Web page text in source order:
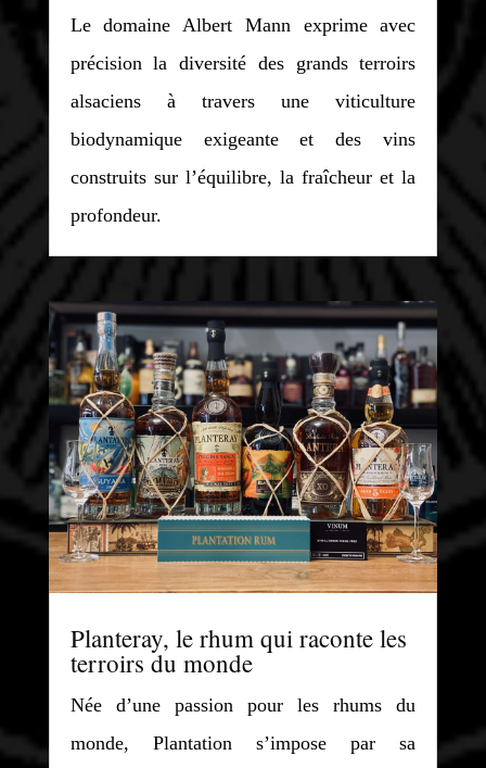
Le domaine Albert Mann exprime avec
précision la diversité des grands terroirs
alsaciens à travers une viticulture
biodynamique exigeante et des vins
construits sur l’équilibre, la fraîcheur et la
profondeur.
Planteray, le rhum qui raconte les
terroirs du monde
Née d’une passion pour les rhums du
monde, Plantation s’impose par sa